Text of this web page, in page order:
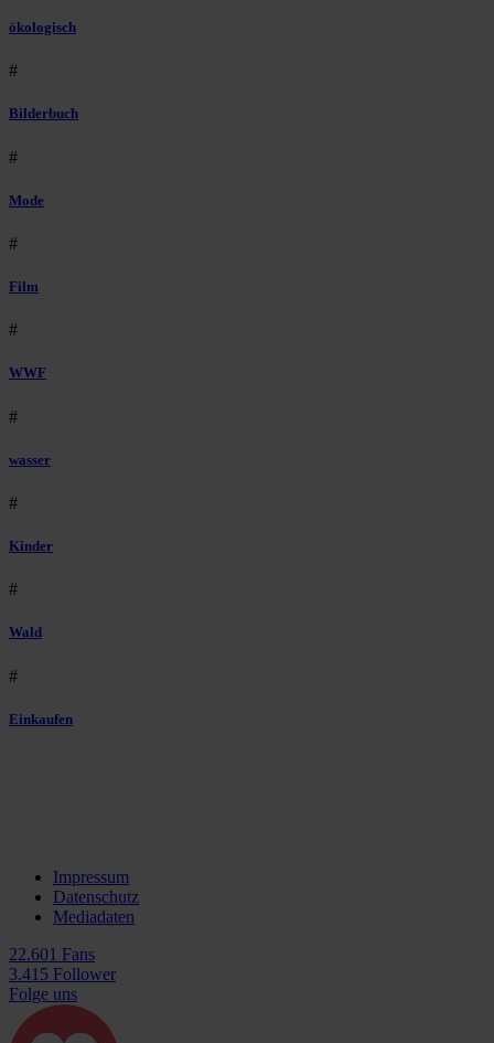
ökologisch
#
Bilderbuch
#
Mode
#
Film
#
WWF
#
wasser
#
Kinder
#
Wald
#
Einkaufen
Impressum
Datenschutz
Mediadaten
22.601 Fans
3.415 Follower
Folge uns